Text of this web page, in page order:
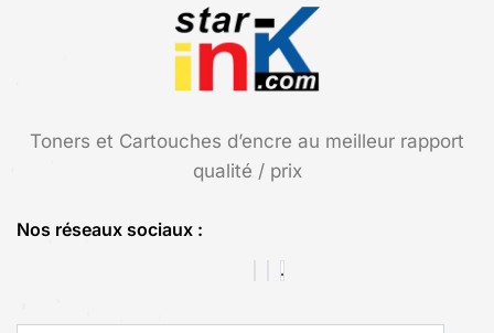
Toners et Cartouches d’encre au meilleur rapport
qualité / prix
Nos réseaux sociaux :